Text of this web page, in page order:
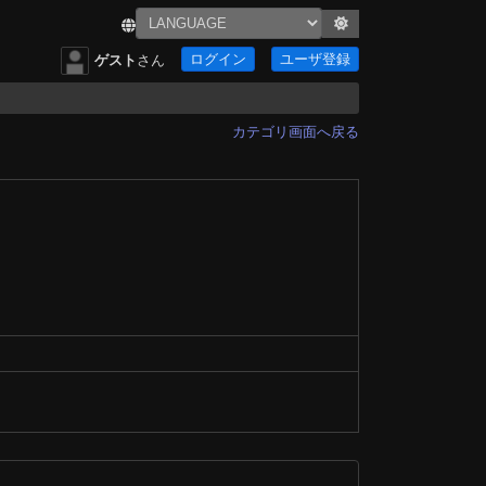
ゲスト さん ログイン ユーザ登録
カテゴリ画面へ戻る